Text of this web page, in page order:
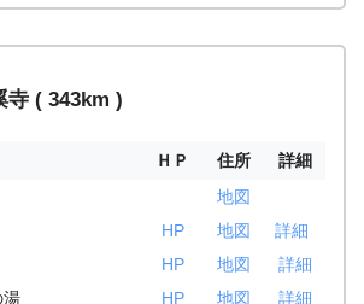
寺 ( 343km )
ＨＰ 住所
詳細
地図
HP 地図
詳細
HP 地図
詳細
湯
HP 地図
詳細